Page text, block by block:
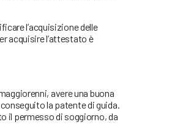
l’acquisizione delle
acquisire l’attestato è
avere una buona
la patente di guida.
il permesso di soggiorno, da